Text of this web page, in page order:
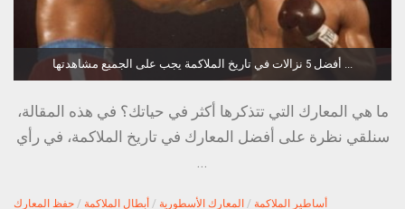
ما هي المعارك التي تتذكرها أكثر في حياتك؟ في هذه المقالة،
سنلقي نظرة على أفضل المعارك في تاريخ الملاكمة، في رأي
أساطير الملاكمة / المعارك الأسطورية / أبطال الملاكمة / حفظ المعارك